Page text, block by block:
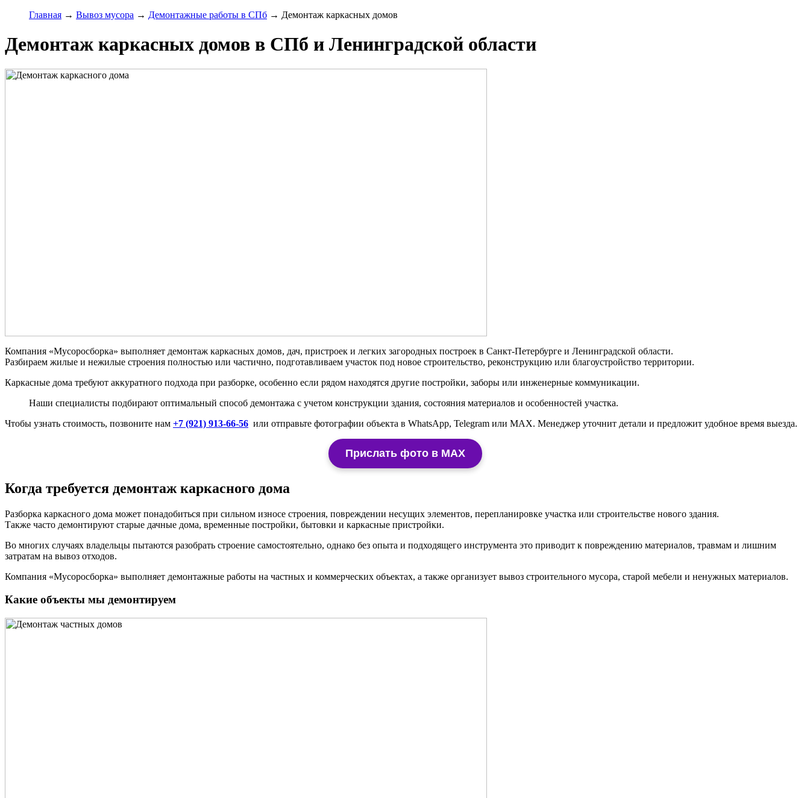
Главная → Вывоз мусора → Демонтажные работы в СПб → Демонтаж каркасных домов
Демонтаж каркасных домов в СПб и Ленинградской области
Компания «Мусоросборка» выполняет демонтаж каркасных домов, дач, пристроек и легких загородных построек в Санкт-Петербурге и Ленинградской области.
Разбираем жилые и нежилые строения полностью или частично, подготавливаем участок под новое строительство, реконструкцию или благоустройство территории.
Каркасные дома требуют аккуратного подхода при разборке, особенно если рядом находятся другие постройки, заборы или инженерные коммуникации.
Наши специалисты подбирают оптимальный способ демонтажа с учетом конструкции здания, состояния материалов и особенностей участка.
Чтобы узнать стоимость, позвоните нам +7 (921) 913-66-56 или отправьте фотографии объекта в WhatsApp, Telegram или MAX. Менеджер уточнит детали и предложит удобное время выезда.
Прислать фото в MAX
Когда требуется демонтаж каркасного дома
Разборка каркасного дома может понадобиться при сильном износе строения, повреждении несущих элементов, перепланировке участка или строительстве нового здания.
Также часто демонтируют старые дачные дома, временные постройки, бытовки и каркасные пристройки.
Во многих случаях владельцы пытаются разобрать строение самостоятельно, однако без опыта и подходящего инструмента это приводит к повреждению материалов, травмам и лишним
затратам на вывоз отходов.
Компания «Мусоросборка» выполняет демонтажные работы на частных и коммерческих объектах, а также организует вывоз строительного мусора, старой мебели и ненужных материалов.
Какие объекты мы демонтируем